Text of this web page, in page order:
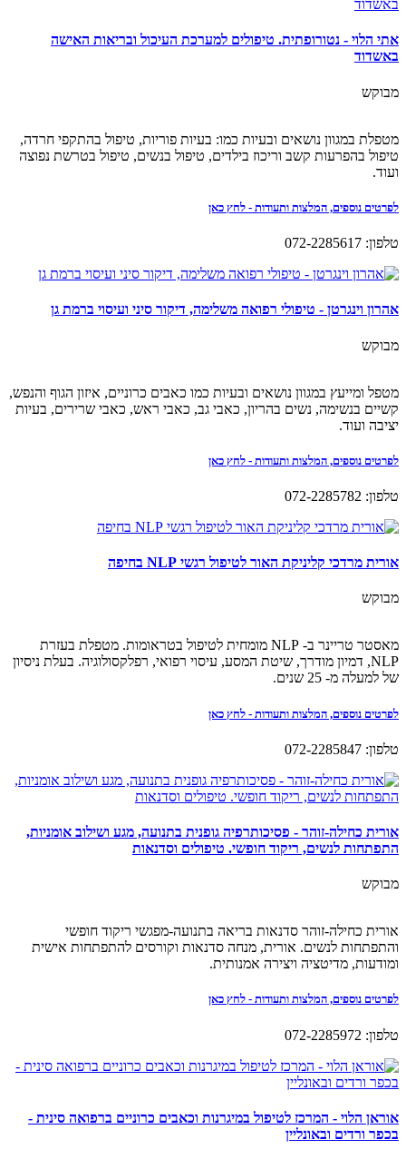
אתי הלוי - נטורופתית. טיפולים למערכת העיכול ובריאות האישה
באשדוד
מבוקש
מטפלת במגוון נושאים ובעיות כמו: בעיות פוריות, טיפול בהתקפי חרדה,
טיפול בהפרעות קשב וריכוז בילדים, טיפול בנשים, טיפול בטרשת נפוצה
ועוד.
לפרטים נוספים, המלצות ותעודות - לחץ כאן
טלפון: 072-2285617
אהרון וינגרטן - טיפולי רפואה משלימה, דיקור סיני ועיסוי ברמת גן
מבוקש
מטפל ומייעץ במגוון נושאים ובעיות כמו כאבים כרוניים, איזון הגוף והנפש,
קשיים בנשימה, נשים בהריון, כאבי גב, כאבי ראש, כאבי שרירים, בעיות
יציבה ועוד.
לפרטים נוספים, המלצות ותעודות - לחץ כאן
טלפון: 072-2285782
אורית מרדכי קליניקת האור לטיפול רגשי NLP בחיפה
מבוקש
מאסטר טריינר ב- NLP מומחית לטיפול בטראומות. מטפלת בעזרת
NLP, דמיון מודרך, שיטת המסע, עיסוי רפואי, רפלקסולוגיה. בעלת ניסיון
של למעלה מ- 25 שנים.
לפרטים נוספים, המלצות ותעודות - לחץ כאן
טלפון: 072-2285847
אורית כחילה-זוהר - פסיכותרפיה גופנית בתנועה, מגע ושילוב אומניות,
התפתחות לנשים, ריקוד חופשי. טיפולים וסדנאות
מבוקש
אורית כחילה-זוהר סדנאות בריאה בתנועה-מפגשי ריקוד חופשי
והתפתחות לנשים. אורית, מנחה סדנאות וקורסים להתפתחות אישית
ומודעות, מדיטציה ויצירה אמנותית.
לפרטים נוספים, המלצות ותעודות - לחץ כאן
טלפון: 072-2285972
אוראן הלוי - המרכז לטיפול במיגרנות וכאבים כרוניים ברפואה סינית -
בכפר ורדים ובאונליין